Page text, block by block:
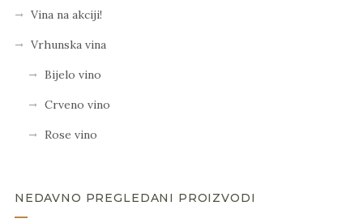
Vina na akciji!
Vrhunska vina
Bijelo vino
Crveno vino
Rose vino
NEDAVNO PREGLEDANI PROIZVODI